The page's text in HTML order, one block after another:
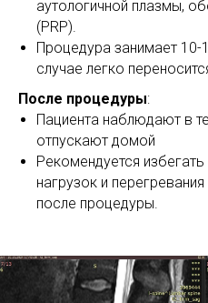
аутологичной плазмы,
(PRP).
Процедура занимает 10-
случае легко
После процедуры:
Пациента наблюдают в
отпускают домой
Рекомендуется
нагрузок и
после процедуры.